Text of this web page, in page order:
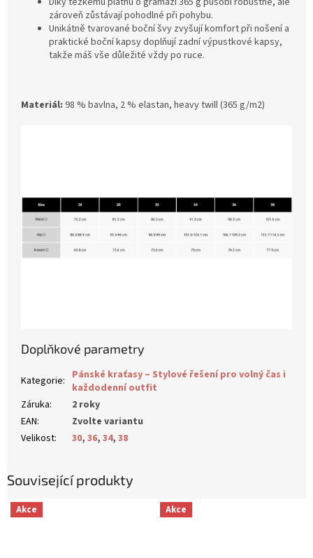
zároveň zůstávají pohodlné při pohybu.
Unikátně tvarované boční švy zvyšují komfort při nošení a
praktické boční kapsy doplňují zadní výpustkové kapsy,
takže máš vše důležité vždy po ruce.
Materiál: 98 % bavlna, 2 % elastan, heavy twill (365 g/m2)
Doplňkové parametry
Kategorie: Pánské kraťasy – Stylové řešení pro volný čas i
každodenní outfit
Záruka:
2 roky
EAN:
Zvolte variantu
Velikost: 30, 36, 34, 38
Související produkty
Akce Akce